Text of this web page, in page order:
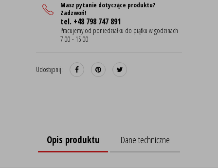
Masz pytanie dotyczące produktu?
Zadzwoń!
tel. +48 798 747 891
Pracujemy od poniedziałku do piątku w godzinach
7:00 - 15:00
Udostępnij:
Opis produktu Dane techniczne